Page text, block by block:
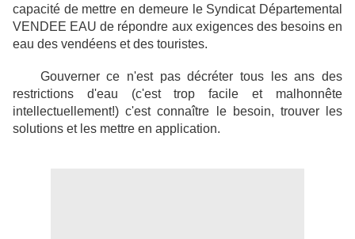
capacité de mettre en demeure le Syndicat Départemental
VENDEE EAU de répondre aux exigences des besoins en
eau des vendéens et des touristes.
Gouverner ce n'est pas décréter tous les ans des
restrictions d'eau (c'est trop facile et malhonnête
intellectuellement!) c'est connaître le besoin, trouver les
solutions et les mettre en application.